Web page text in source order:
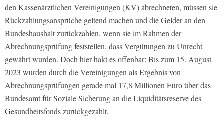
den Kassenärztlichen Vereinigungen (KV) abrechneten, müssen sie
Rückzahlungsansprüche geltend machen und die Gelder an den
Bundeshaushalt zurückzahlen, wenn sie im Rahmen der
Abrechnungsprüfung feststellen, dass Vergütungen zu Unrecht
gewährt wurden. Doch hier hakt es offenbar: Bis zum 15. August
2023 wurden durch die Vereinigungen als Ergebnis von
Abrechnungsprüfungen gerade mal 17,8 Millionen Euro über das
Bundesamt für Soziale Sicherung an die Liquiditätsreserve des
Gesundheitsfonds zurückgezahlt.